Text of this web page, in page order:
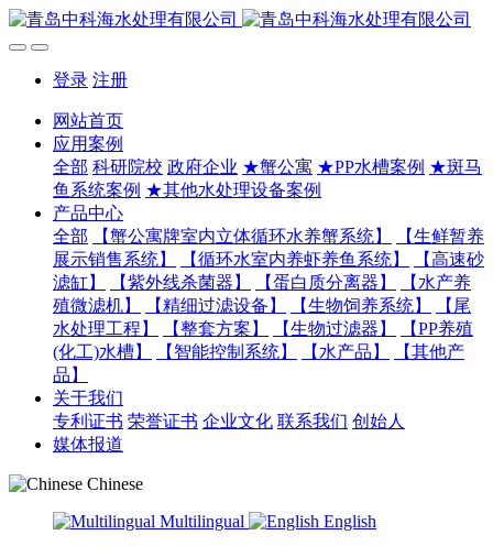
登录 注册
网站首页
应用案例
全部 科研院校 政府企业 ★蟹公寓 ★PP水槽案例 ★斑马
鱼系统案例 ★其他水处理设备案例
产品中心
全部
【蟹公寓牌室内立体循环水养蟹系统】
【生鲜暂养
展示销售系统】
【循环水室内养虾养鱼系统】
【高速砂
滤缸】
【紫外线杀菌器】 【蛋白质分离器】
【水产养
殖微滤机】
【精细过滤设备】 【生物饲养系统】
【尾
水处理工程】
【整套方案】 【生物过滤器】
【PP养殖
(化工)水槽】
【智能控制系统】 【水产品】
【其他产
品】
关于我们
专利证书 荣誉证书 企业文化 联系我们 创始人
媒体报道
Chinese
Multilingual
English